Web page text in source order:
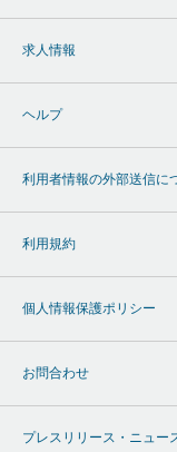
求人情報
ヘルプ
利用者情報の外部送信に
利用規約
個人情報保護ポリシー
お問合わせ
プレスリリース・ニュー